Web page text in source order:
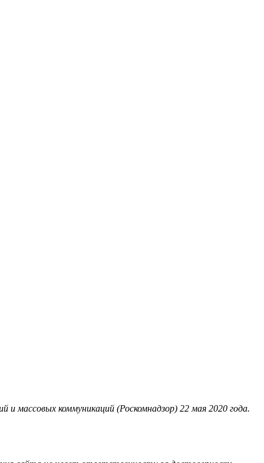
и массовых коммуникаций (Роскомнадзор) 22 мая 2020 года.